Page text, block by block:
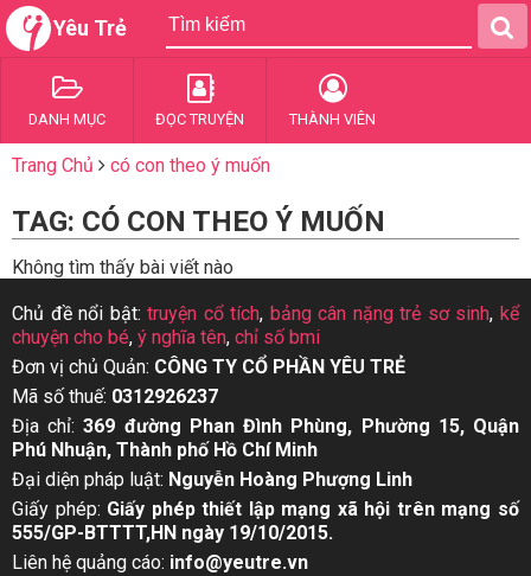
Yêu Trẻ
DANH MỤC ĐỌC TRUYỆN THÀNH VIÊN
Trang Chủ có con theo ý muốn
TAG: CÓ CON THEO Ý MUỐN
Không tìm thấy bài viết nào
Chủ đề nổi bật:truyện cổ tích, bảng cân nặng trẻ sơ sinh,kể
chuyện cho bé, ý nghĩa tên, chỉ số bmi
Đơn vị chủ Quản: CÔNG TY CỔ PHẦN YÊU TRẺ
Mã số thuế: 0312926237
Địa chỉ:369 đường Phan Đình Phùng, Phường 15, Quận
Phú Nhuận, Thành phố Hồ Chí Minh
Đại diện pháp luật: Nguyễn Hoàng Phượng Linh
Giấy phép: Giấy phép thiết lập mạng xã hội trên mạng số
555/GP-BTTTT,HN ngày 19/10/2015.
Liên hệ quảng cáo: info@yeutre.vn